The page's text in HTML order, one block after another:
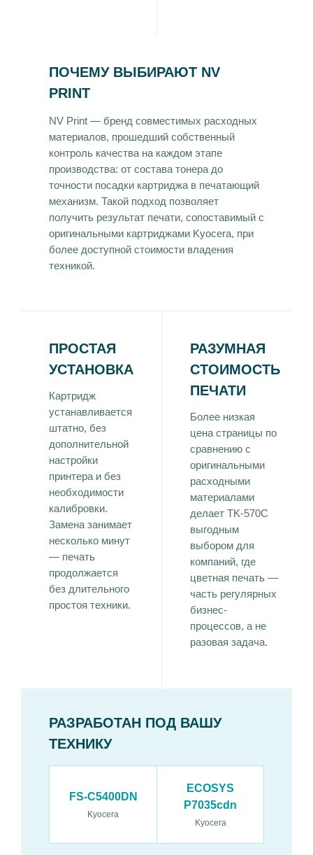
ПОЧЕМУ ВЫБИРАЮТ NV
PRINT
NV Print — бренд совместимых расходных
материалов, прошедший собственный
контроль качества на каждом этапе
производства: от состава тонера до
точности посадки картриджа в печатающий
механизм. Такой подход позволяет
получить результат печати, сопоставимый с
оригинальными картриджами Kyocera, при
более доступной стоимости владения
техникой.
ПРОСТАЯ
УСТАНОВКА
Картридж
устанавливается
штатно, без
дополнительной
настройки
принтера и без
необходимости
калибровки.
Замена занимает
несколько минут
— печать
продолжается
без длительного
простоя техники.
РАЗУМНАЯ
СТОИМОСТЬ
ПЕЧАТИ
Более низкая
цена страницы по
сравнению с
оригинальными
расходными
материалами
делает TK-570C
выгодным
выбором для
компаний, где
цветная печать —
часть регулярных
бизнес-
процессов, а не
разовая задача.
РАЗРАБОТАН ПОД ВАШУ
ТЕХНИКУ
FS-C5400DN
Kyocera
ECOSYS
P7035cdn
Kyocera